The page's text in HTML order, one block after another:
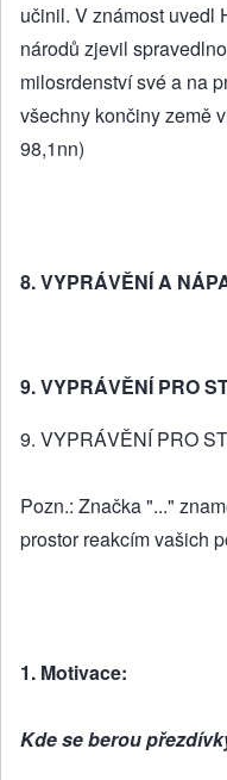
učinil. V známost uvedl
národů zjevil
milosrdenství své a na
všechny končiny země
98,1nn)
8. VYPRÁVĚNÍ A
9. VYPRÁVĚNÍ PRO
9. VYPRÁVĚNÍ PRO
Pozn.: Značka "..."
prostor reakcím vašich
1. Motivace:
Kde se berou